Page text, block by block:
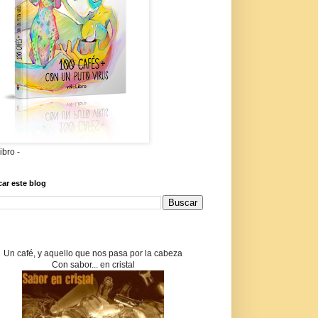
-
este blog
Un café, y aquello que nos pasa por la cabeza
Con sabor... en cristal